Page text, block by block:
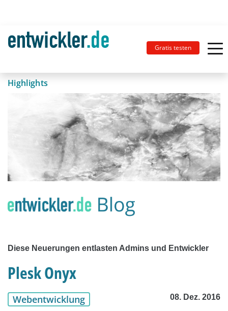
Gratis testen
Highlights
Diese Neuerungen entlasten Admins und Entwickler
Plesk Onyx
Webentwicklung 08. Dez. 2016